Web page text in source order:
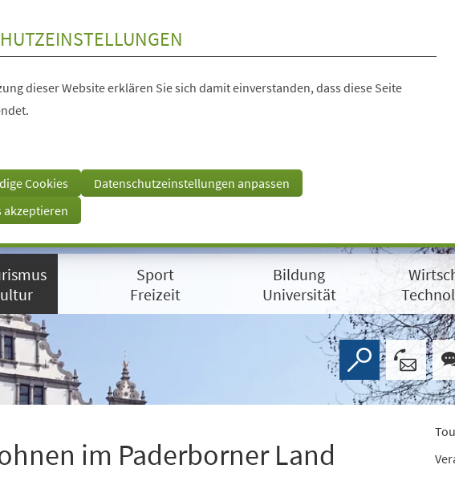
dieser Website erklären Sie sich damit einverstanden, dass diese Seite
Cookies
Datenschutzeinstellungen anpassen
akzeptieren
Sport
Freizeit
Bildung
Universität
im Paderborner Land